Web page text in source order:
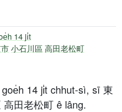
14 ji̍t chhut-sì, sī 東
田老松町 ê lâng.
14 ji̍t
小石川區 高田老松町